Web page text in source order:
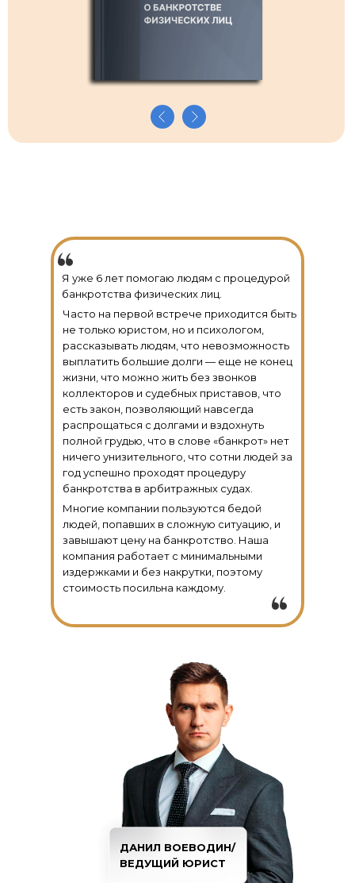
Я уже 6 лет помогаю людям с процедурой
банкротства физических лиц.
Часто на первой встрече приходится быть
не только юристом, но и психологом,
рассказывать людям, что невозможность
выплатить большие долги — еще не конец
жизни, что можно жить без звонков
коллекторов и судебных приставов, что
есть закон, позволяющий навсегда
распрощаться с долгами и вздохнуть
полной грудью, что в слове «банкрот» нет
ничего унизительного, что сотни людей за
год успешно проходят процедуру
банкротства в арбитражных судах.
Многие компании пользуются бедой
людей, попавших в сложную ситуацию, и
завышают цену на банкротство. Наша
компания работает с минимальными
издержками и без накрутки, поэтому
стоимость посильна каждому.
ДАНИЛ ВОЕВОДИН/
ВЕДУЩИЙ ЮРИСТ